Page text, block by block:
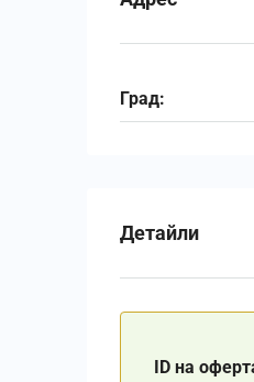
Град:
Детайли
ID на